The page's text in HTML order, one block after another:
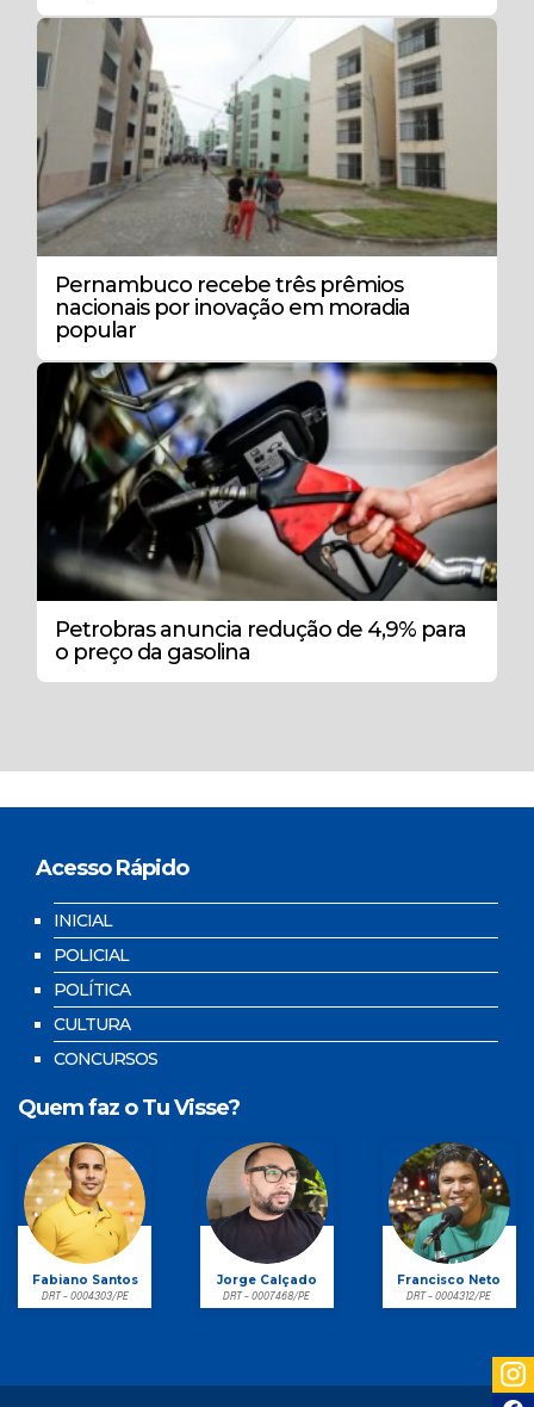
Pernambuco recebe três prêmios
nacionais por inovação em moradia
popular
Petrobras anuncia redução de 4,9% para
o preço da gasolina
Acesso Rápido
INICIAL
POLICIAL
POLÍTICA
CULTURA
CONCURSOS
Quem faz o Tu Visse?
Fabiano Santos
DRT - 0004303/PE
Jorge Calçado
DRT - 0007468/PE
Francisco Neto
DRT - 0004312/PE